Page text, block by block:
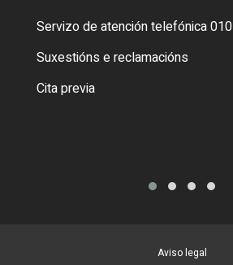
Servizo de atención telefónica 010
Suxestións e reclamacións
Cita previa
Aviso legal